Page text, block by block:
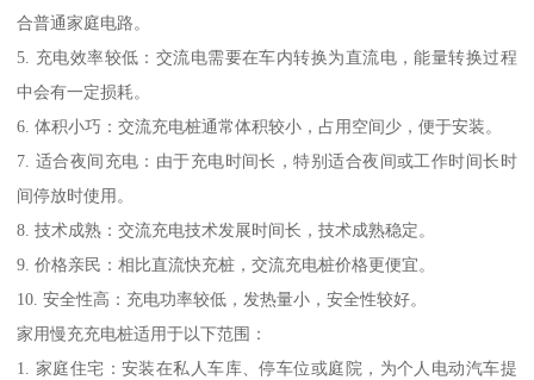
合普通家庭电路。
5. 充电效率较低：交流电需要在车内转换为直流电，能量转换过程
中会有一定损耗。
6. 体积小巧：交流充电桩通常体积较小，占用空间少，便于安装。
7. 适合夜间充电：由于充电时间长，特别适合夜间或工作时间长时
间停放时使用。
8. 技术成熟：交流充电技术发展时间长，技术成熟稳定。
9. 价格亲民：相比直流快充桩，交流充电桩价格更便宜。
10. 安全性高：充电功率较低，发热量小，安全性较好。
家用慢充充电桩适用于以下范围：
1. 家庭住宅：安装在私人车库、停车位或庭院，为个人电动汽车提